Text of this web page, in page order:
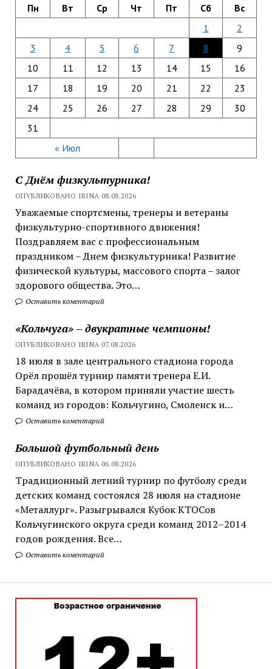
Пн Вт Ср Чт Пт Сб Вс
« Июл
1
2
3
4 5 6 7 8
9
10
11 12 13 14 15
16
17
18 19 20 21 22
23
24
25 26 27 28 29
30
31
С Днём физкультурника!
ОПУБЛИКОВАНО IRINA 08.08.2026
Уважаемые спортсмены, тренеры и ветераны
физкультурно-спортивного движения!
Поздравляем вас с профессиональным
праздником – Днем физкультурника! Развитие
физической культуры, массового спорта – залог
здорового общества. Это…
Оставить коментарий
«Кольчуга» – двукратные чемпионы!
ОПУБЛИКОВАНО IRINA 07.08.2026
18 июля в зале центрального стадиона города
Орёл прошёл турнир памяти тренера Е.И.
Барадачёва, в котором приняли участие шесть
команд из городов: Кольчугино, Смоленск и…
Оставить коментарий
Большой футбольный день
ОПУБЛИКОВАНО IRINA 06.08.2026
Традиционный летний турнир по футболу среди
детских команд состоялся 28 июля на стадионе
«Металлург». Разыгрывался Кубок КТОСов
Кольчугинского округа среди команд 2012–2014
годов рождения. Все…
Оставить коментарий